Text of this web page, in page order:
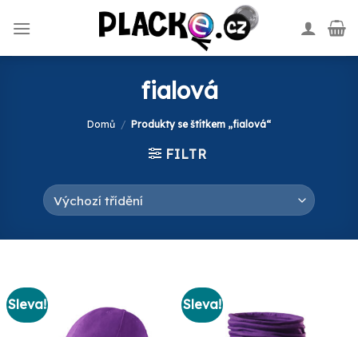
fialová
Domů / Produkty se štítkem „fialová“
FILTR
Sleva! Sleva!